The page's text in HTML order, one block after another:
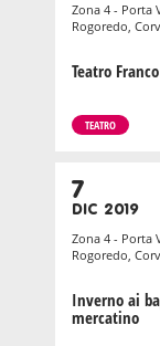
Zona 4 - Porta
Rogoredo,
Teatro
TEATRO
7
DIC 2019
Zona 4 - Porta
Rogoredo,
Inverno ai
mercatino